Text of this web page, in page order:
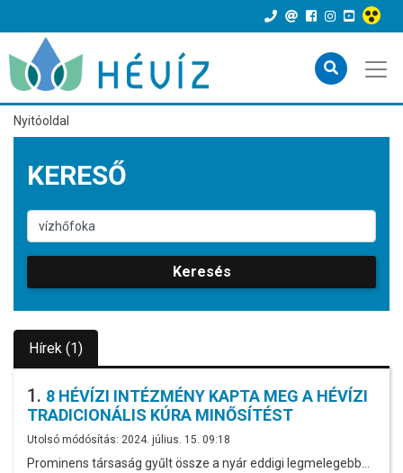
Nyitóoldal
KERESŐ
Keresés
Hírek (1)
1. 8 HÉVÍZI INTÉZMÉNY KAPTA MEG A HÉVÍZI
TRADICIONÁLIS KÚRA MINŐSÍTÉST
Utolsó módósítás: 2024. július. 15. 09:18
Prominens társaság gyűlt össze a nyár eddigi legmelegebb…